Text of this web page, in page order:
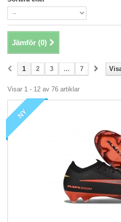
Jämför (0)
1 2 3 ... 7
Visar 1 - 12 av 76 artiklar
NY